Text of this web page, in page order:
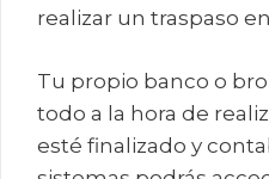
realizar un traspaso
Tu propio banco o
todo a la hora de
esté finalizado y